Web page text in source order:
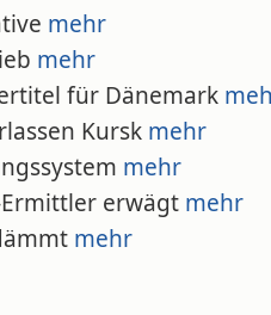
mehr
mehr
für Dänemark
Kursk mehr
mehr
Ermittler erwägt mehr
mehr